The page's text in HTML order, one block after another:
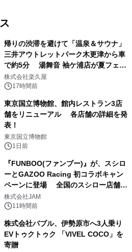
帰りの渋滞を避けて「温泉＆サウナ」
三井アウトレットパーク木更津から車
で約5分 湯舞音 袖ケ浦店が夏フェア
メニューを提供
株式会社楽久屋
17時間前
東京国立博物館、館内レストラン3店
舗をリニューアル 各店舗の詳細を発
表！
東京国立博物館
1日前
『FUNBOO(ファンブー)』が、スシロ
ーとGAZOO Racing 初コラボキャン
ペーンに登場 全国のスシロー店舗で
GR 4車種の FUNBOO(ミニカー)付き
メニューが展開されます
株式会社JAM
11時間前
株式会社バブル、伊勢原市へ3人乗り
EVトゥクトゥク 「VIVEL COCO」を
寄贈